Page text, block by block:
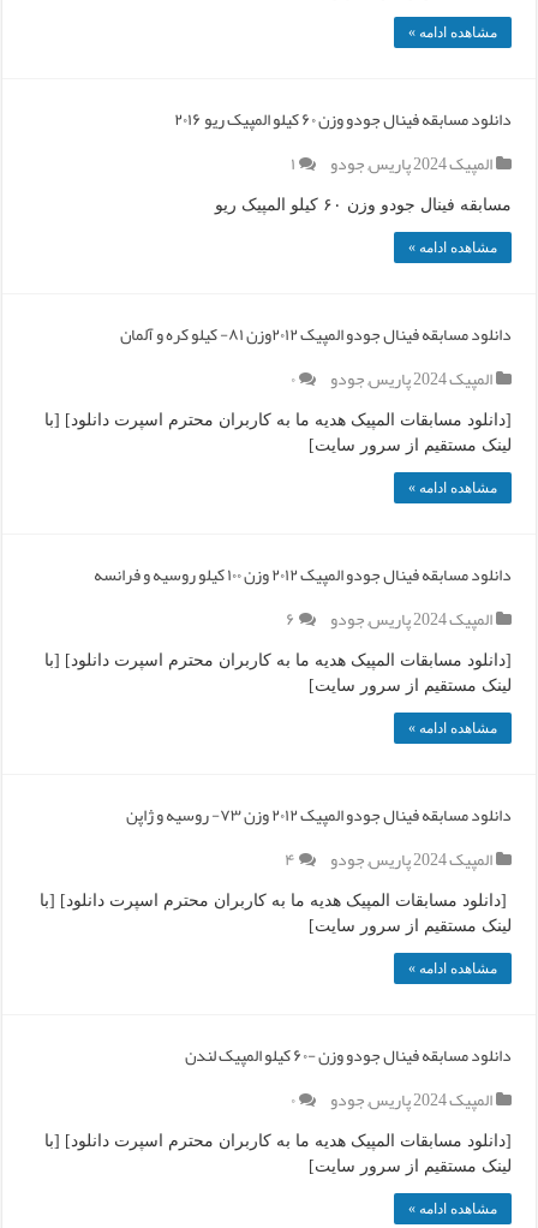
مشاهده ادامه »
دانلود مسابقه فینال جودو وزن ۶۰ کیلو المپیک ریو ۲۰۱۶
المپیک 2024 پاریس
,جودو ۱
مسابقه فینال جودو وزن ۶۰ کیلو المپیک ریو
مشاهده ادامه »
دانلود مسابقه فینال جودو المپیک ۲۰۱۲وزن ۸۱- کیلو کره و آلمان
المپیک 2024 پاریس
,جودو ۰
[دانلود مسابقات المپیک هدیه ما به کاربران محترم اسپرت دانلود] [با
لینک مستقیم از سرور سایت]
مشاهده ادامه »
دانلود مسابقه فینال جودو المپیک ۲۰۱۲ وزن ۱۰۰ کیلو روسیه و فرانسه
المپیک 2024 پاریس
,جودو ۶
[دانلود مسابقات المپیک هدیه ما به کاربران محترم اسپرت دانلود] [با
لینک مستقیم از سرور سایت]
مشاهده ادامه »
دانلود مسابقه فینال جودو المپیک ۲۰۱۲ وزن ۷۳- روسیه و ژاپن
المپیک 2024 پاریس
,جودو ۴
[دانلود مسابقات المپیک هدیه ما به کاربران محترم اسپرت دانلود] [با
لینک مستقیم از سرور سایت]
مشاهده ادامه »
دانلود مسابقه فینال جودو وزن -۶۰ کیلو المپیک لندن
المپیک 2024 پاریس
,جودو ۰
[دانلود مسابقات المپیک هدیه ما به کاربران محترم اسپرت دانلود] [با
لینک مستقیم از سرور سایت]
مشاهده ادامه »